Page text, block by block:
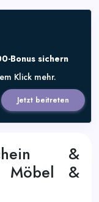
Bonus sichern
Klick mehr.
Jetzt beitreten
&
Möbel &